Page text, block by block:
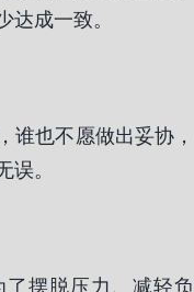
达成一致。
谁也不愿做出妥协，
误。
摆脱压力、减轻负